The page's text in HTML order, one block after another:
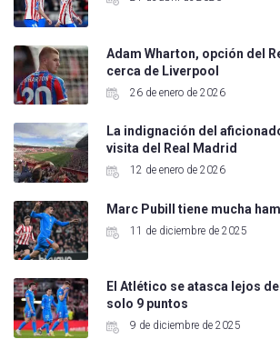
Adam Wharton, opción del
cerca de Liverpool
26 de enero de 2026
La indignación del
visita del Real Madrid
12 de enero de 2026
Marc Pubill tiene mucha
11 de diciembre de 2025
El Atlético se atasca lejos
solo 9 puntos
9 de diciembre de 2025